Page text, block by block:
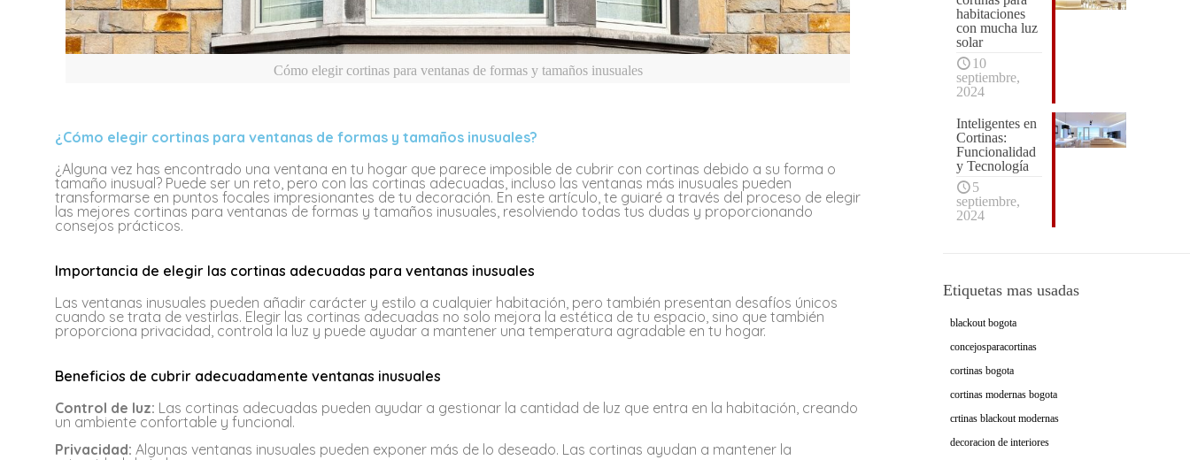
Cómo elegir cortinas para ventanas de formas y tamaños inusuales
¿Cómo elegir cortinas para ventanas de formas y tamaños inusuales?
¿Alguna vez has encontrado una ventana en tu hogar que parece imposible de cubrir con cortinas debido a su forma o
tamaño inusual? Puede ser un reto, pero con las cortinas adecuadas, incluso las ventanas más inusuales pueden
transformarse en puntos focales impresionantes de tu decoración. En este artículo, te guiaré a través del proceso de elegir
las mejores cortinas para ventanas de formas y tamaños inusuales, resolviendo todas tus dudas y proporcionando
consejos prácticos.
Importancia de elegir las cortinas adecuadas para ventanas inusuales
Las ventanas inusuales pueden añadir carácter y estilo a cualquier habitación, pero también presentan desafíos únicos
cuando se trata de vestirlas. Elegir las cortinas adecuadas no solo mejora la estética de tu espacio, sino que también
proporciona privacidad, controla la luz y puede ayudar a mantener una temperatura agradable en tu hogar.
Beneficios de cubrir adecuadamente ventanas inusuales
Control de luz: Las cortinas adecuadas pueden ayudar a gestionar la cantidad de luz que entra en la habitación, creando
un ambiente confortable y funcional.
Privacidad: Algunas ventanas inusuales pueden exponer más de lo deseado. Las cortinas ayudan a mantener la
habitaciones
con mucha luz
solar
10
septiembre,
2024
Inteligentes en
Cortinas:
Funcionalidad
y Tecnología
5
septiembre,
2024
Etiquetas mas usadas
blackout bogota
concejosparacortinas
cortinas bogota
cortinas modernas bogota
crtinas blackout modernas
decoracion de interiores